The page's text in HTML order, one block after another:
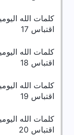
كلمات الله
اقتباس 17
كلمات الله
اقتباس 18
كلمات الله
اقتباس 19
كلمات الله
اقتباس 20